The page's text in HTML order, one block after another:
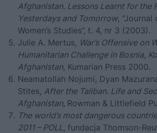
Afghanistan. Lessons Learnt for the
Yesterdays and Tomorrow, “Journal
Women’s Studies”, t. 4, nr 3 (2003).
Julie A. Mertus, War’s Offensive on
Humanitarian Challenge in Bosnia,
Afghanistan, Kumarian Press 2000.
Neamatollah Nojumi, Dyan
Stites, After the Taliban. Life and
Afghanistan, Rowman & Littlefield
The world’s most dangerous
2011 – POLL , fundacja Thomson-